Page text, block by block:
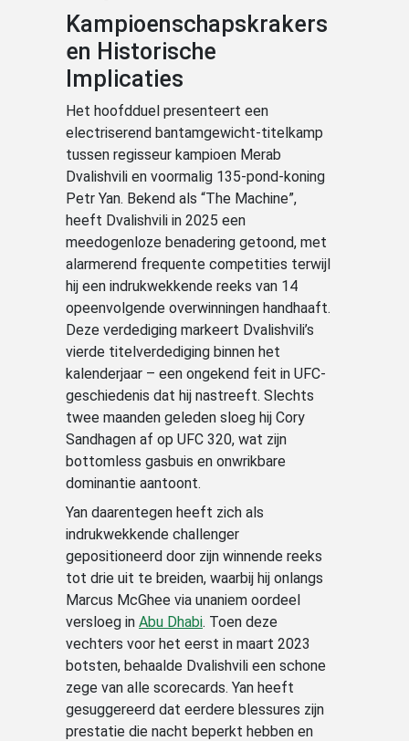
Kampioenschapskrakers
en Historische
Implicaties
Het hoofdduel presenteert een
electriserend bantamgewicht-titelkamp
tussen regisseur kampioen Merab
Dvalishvili en voormalig 135-pond-koning
Petr Yan. Bekend als “The Machine”,
heeft Dvalishvili in 2025 een
meedogenloze benadering getoond, met
alarmerend frequente competities terwijl
hij een indrukwekkende reeks van 14
opeenvolgende overwinningen handhaaft.
Deze verdediging markeert Dvalishvili’s
vierde titelverdediging binnen het
kalenderjaar – een ongekend feit in UFC-
geschiedenis dat hij nastreeft. Slechts
twee maanden geleden sloeg hij Cory
Sandhagen af op UFC 320, wat zijn
bottomless gasbuis en onwrikbare
dominantie aantoont.
Yan daarentegen heeft zich als
indrukwekkende challenger
gepositioneerd door zijn winnende reeks
tot drie uit te breiden, waarbij hij onlangs
Marcus McGhee via unaniem oordeel
versloeg in Abu Dhabi. Toen deze
vechters voor het eerst in maart 2023
botsten, behaalde Dvalishvili een schone
zege van alle scorecards. Yan heeft
gesuggereerd dat eerdere blessures zijn
prestatie die nacht beperkt hebben en